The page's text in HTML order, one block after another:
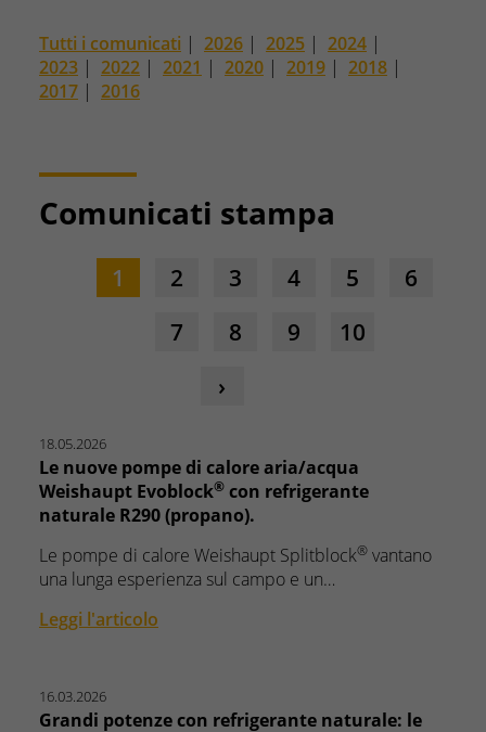
Tutti i comunicati | 2026 | 2025 | 2024 |
2023 | 2022 | 2021 | 2020 | 2019 | 2018 |
2017 | 2016
Comunicati stampa
1 2 3 4 5
6
7
8 9 10
18.05.2026
Le nuove pompe di calore aria/acqua
Weishaupt Evoblock® con refrigerante
naturale R290 (propano).
Le pompe di calore Weishaupt Splitblock® vantano
una lunga esperienza sul campo e un…
Leggi l'articolo
16.03.2026
Grandi potenze con refrigerante naturale: le